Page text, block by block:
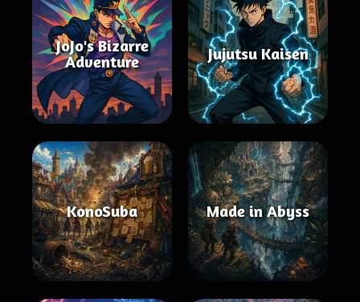
JoJo's Bizarre
Adventure
Jujutsu Kaisen
KonoSuba Made in Abyss